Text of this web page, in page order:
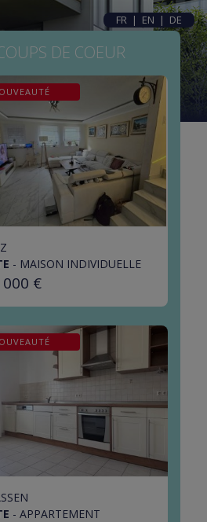
FR | EN | DE
DE COEUR
- MAISON INDIVIDUELLE
€
- APPARTEMENT